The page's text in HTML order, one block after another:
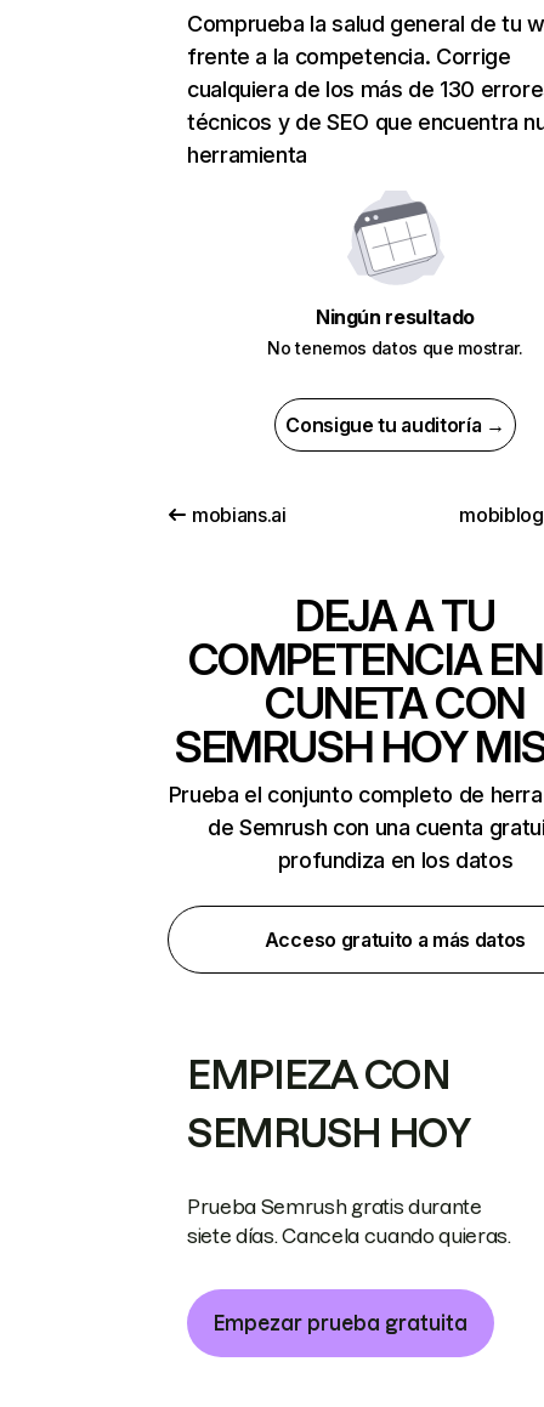
Comprueba la salud general de tu
frente a la competencia. Corrige
cualquiera de los más de 130
técnicos y de SEO que encuentra
herramienta
Ningún resultado
No tenemos datos que mostrar.
Consigue tu auditoría →
mobians.ai
DEJA A TU
COMPETENCIA
CUNETA CON
SEMRUSH HOY
Prueba el conjunto completo de
de Semrush con una cuenta
profundiza en los datos
Acceso gratuito a más datos
EMPIEZA CON
SEMRUSH HOY
Prueba Semrush gratis durante
siete días. Cancela cuando quieras.
Empezar prueba gratuita